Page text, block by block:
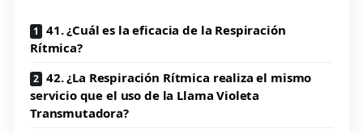
41. ¿Cuál es la eficacia de la Respiración
Rítmica?
42. ¿La Respiración Rítmica realiza el mismo
servicio que el uso de la Llama Violeta
Transmutadora?